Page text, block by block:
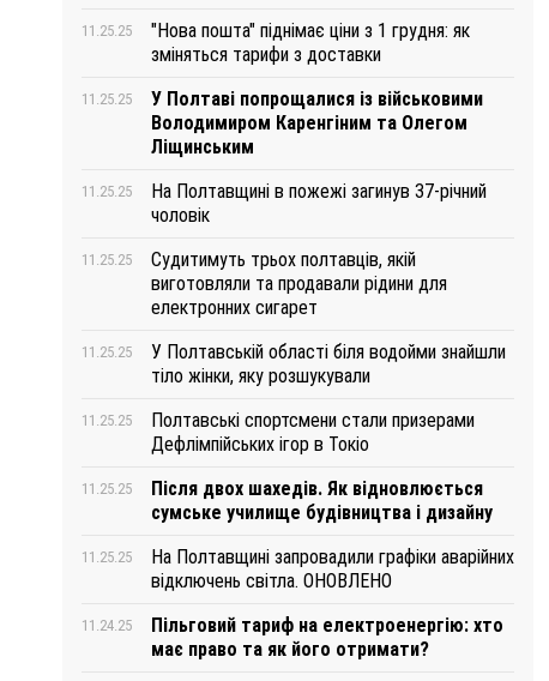
11.25.25
"Нова пошта" піднімає ціни з 1 грудня: як
зміняться тарифи з доставки
11.25.25
У Полтаві попрощалися із військовими
Володимиром Каренгіним та Олегом
Ліщинським
11.25.25
На Полтавщині в пожежі загинув 37-річний
чоловік
11.25.25
Судитимуть трьох полтавців, якій
виготовляли та продавали рідини для
електронних сигарет
11.25.25
У Полтавській області біля водойми знайшли
тіло жінки, яку розшукували
11.25.25
Полтавські спортсмени стали призерами
Дефлімпійських ігор в Токіо
11.25.25
Після двох шахедів. Як відновлюється
сумське училище будівництва і дизайну
11.25.25
На Полтавщині запровадили графіки аварійних
відключень світла. ОНОВЛЕНО
11.24.25
Пільговий тариф на електроенергію: хто
має право та як його отримати?